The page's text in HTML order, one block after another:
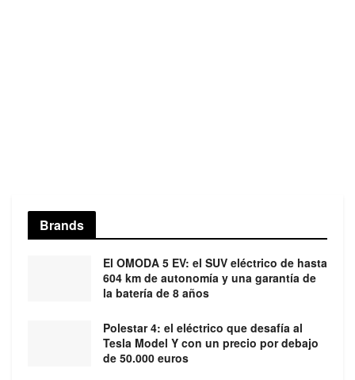
Brands
El OMODA 5 EV: el SUV eléctrico de hasta
604 km de autonomía y una garantía de
la batería de 8 años
Polestar 4: el eléctrico que desafía al
Tesla Model Y con un precio por debajo
de 50.000 euros